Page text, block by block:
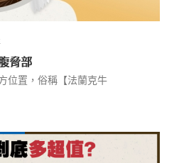
脅部
位置，俗稱【法蘭克牛